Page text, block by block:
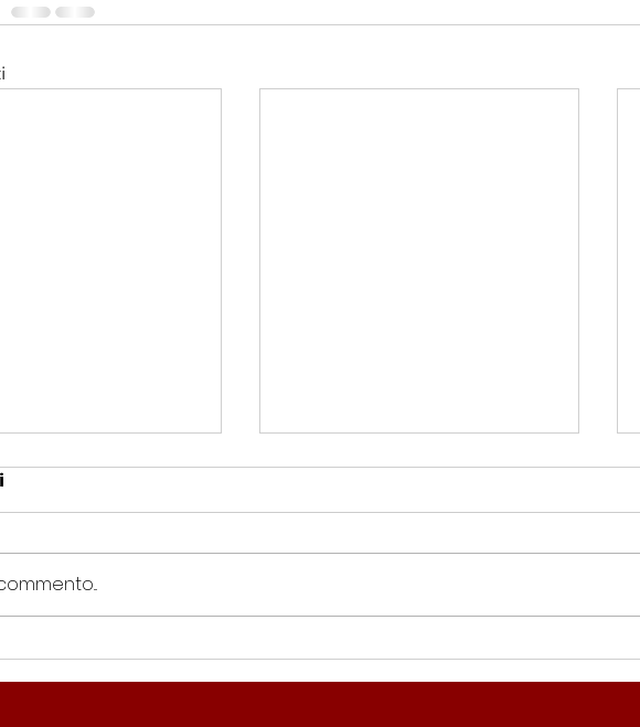
Colucci: “Non
400
Periferie, Colucci
(Radicali Roma): “La